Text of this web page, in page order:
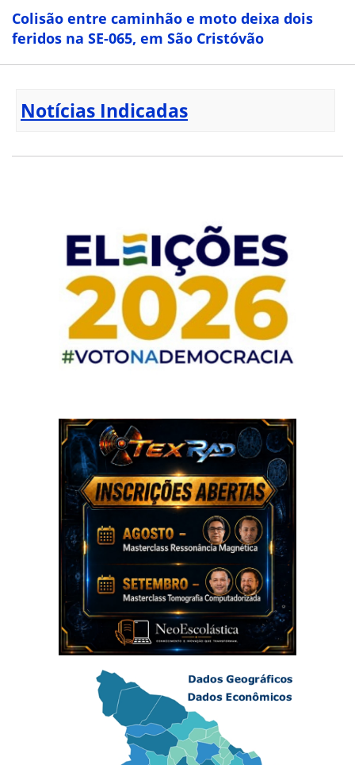
Colisão entre caminhão e moto deixa dois
feridos na SE-065, em São Cristóvão
Notícias Indicadas